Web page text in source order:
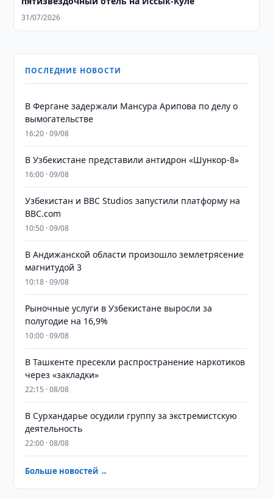
31/07/2026
ПОСЛЕДНИЕ НОВОСТИ
В Фергане задержали Мансура Арипова по делу о
вымогательстве
16:20 · 09/08
В Узбекистане представили антидрон «Шункор-8»
16:00 · 09/08
Узбекистан и BBC Studios запустили платформу на
BBC.com
10:50 · 09/08
В Андижанской области произошло землетрясение
магнитудой 3
10:18 · 09/08
Рыночные услуги в Узбекистане выросли за
полугодие на 16,9%
10:00 · 09/08
В Ташкенте пресекли распространение наркотиков
через «закладки»
22:15 · 08/08
В Сурхандарье осудили группу за экстремистскую
деятельность
22:00 · 08/08
Больше новостей →